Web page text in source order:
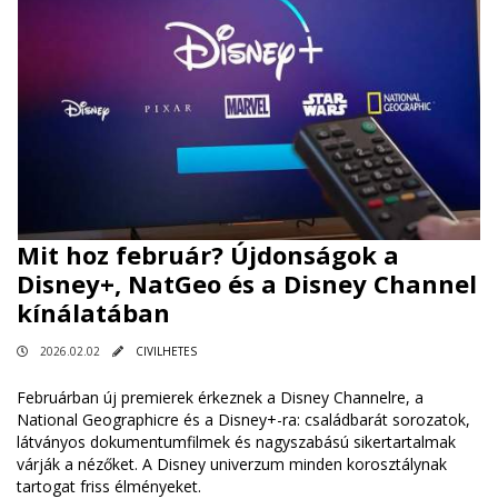
Mit hoz február? Újdonságok a
Disney+, NatGeo és a Disney Channel
kínálatában
2026.02.02 CIVILHETES
Februárban új premierek érkeznek a Disney Channelre, a
National Geographicre és a Disney+-ra: családbarát sorozatok,
látványos dokumentumfilmek és nagyszabású sikertartalmak
várják a nézőket. A Disney univerzum minden korosztálynak
tartogat friss élményeket.